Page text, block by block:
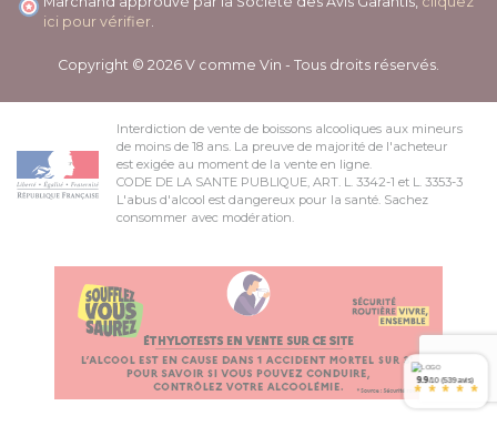
ici pour vérifier.
Copyright © 2026 V comme Vin - Tous droits réservés.
Interdiction de vente de boissons alcooliques aux mineurs
de moins de 18 ans. La preuve de majorité de l'acheteur
est exigée au moment de la vente en ligne.
CODE DE LA SANTE PUBLIQUE, ART. L. 3342-1 et L. 3353-3
L'abus d'alcool est dangereux pour la santé. Sachez
consommer avec modération.
9.9/10 (539 avis)
* * * * *